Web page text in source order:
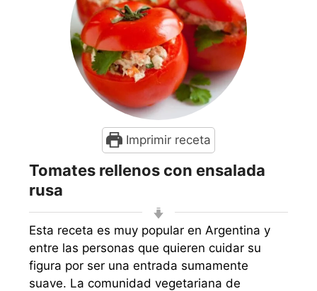
Imprimir receta
Tomates rellenos con ensalada
rusa
Esta receta es muy popular en Argentina y
entre las personas que quieren cuidar su
figura por ser una entrada sumamente
suave. La comunidad vegetariana de